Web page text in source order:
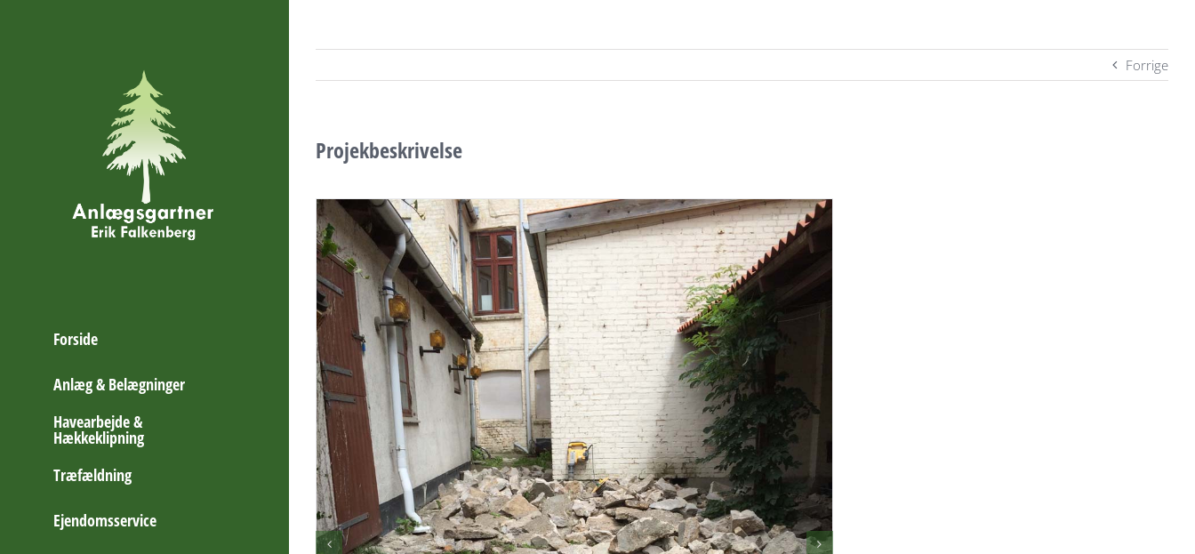
Forside
Anlæg & Belægninger
Havearbejde &
Hækkeklipning
Træfældning
Ejendomsservice
Forrige
Projekbeskrivelse